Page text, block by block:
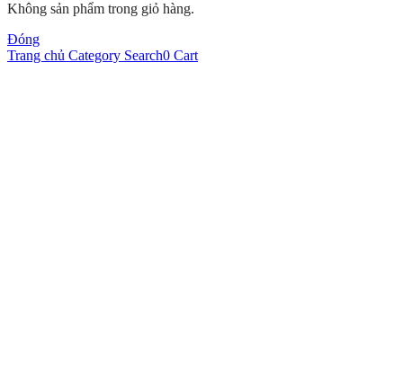
Không sản phẩm trong giỏ hàng.
Đóng
Trang chủ Category Search0 Cart